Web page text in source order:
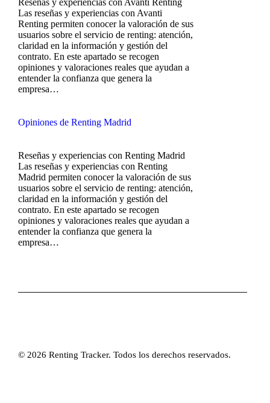
Las reseñas y experiencias con Avanti
Renting permiten conocer la valoración de sus
usuarios sobre el servicio de renting: atención,
claridad en la información y gestión del
contrato. En este apartado se recogen
opiniones y valoraciones reales que ayudan a
entender la confianza que genera la
empresa…
Opiniones de Renting Madrid
Reseñas y experiencias con Renting Madrid
Las reseñas y experiencias con Renting
Madrid permiten conocer la valoración de sus
usuarios sobre el servicio de renting: atención,
claridad en la información y gestión del
contrato. En este apartado se recogen
opiniones y valoraciones reales que ayudan a
entender la confianza que genera la
empresa…
© 2026 Renting Tracker. Todos los derechos reservados.